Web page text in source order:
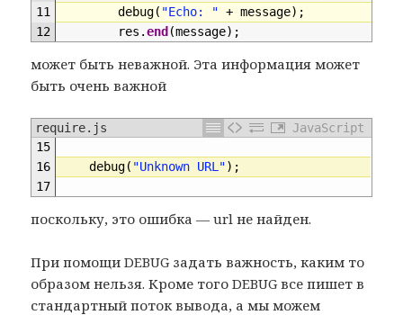
11
12
debug( "Echo: " + message) ;
res .end (message) ;
может быть неважной. Эта информация может
быть очень важной
require.js
JavaScript
15
16
17
debug( "Unknown URL") ;
поскольку, это ошибка — url не найден.
При помощи DEBUG задать важность, каким то
образом нельзя. Кроме того DEBUG все пишет в
стандартный поток вывода, а мы можем